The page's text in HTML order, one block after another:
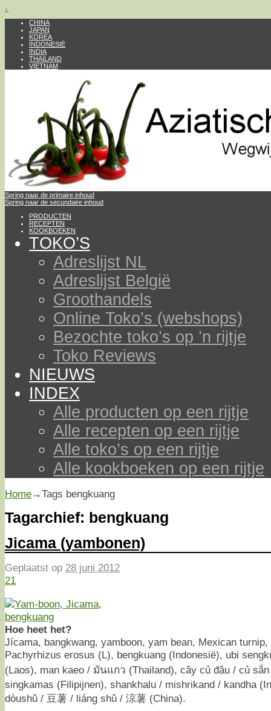
↓
CHINA
JAPAN
KOREA
INDONESIË
INDIA
THAILAND
VIETNAM
Spring naar de primaire inhoud
Spring naar de secundaire inhoud
PRODUCTEN
RECEPTEN
KOOKBOEKEN
TOKO’S
Adreslijst NL
Adreslijst België
Groothandels
Online Toko’s (webshops)
Bezochte toko’s op ’n rijtje
Toko Reviews
NIEUWS
INDEX
Alle producten op een rijtje
Alle recepten op een rijtje
Alle toko’s op een rijtje
Alle kookboeken op een rijtje
Home→Tags bengkuang
Tagarchief: bengkuang
Jicama (yambonen)
Geplaatst op 28 juni 2012
21
Hoe heet het?
Jícama, bangkwang, yamboon, yam bean, Mexican
Pachyrhizus erosus (L), bengkuang (Indonesië), ubi
(Laos), man kaeo / มันแกว (Thailand), cây củ đậu / củ
singkamas (Filipijnen), shankhalu / mishrikand / kandha
dòushǔ / 豆薯 / liáng shǔ / 涼薯 (China).